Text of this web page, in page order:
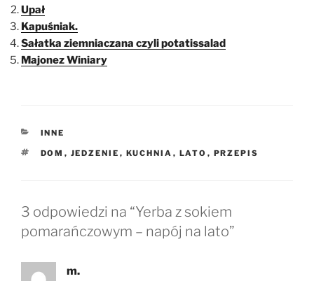
Upał
Kapuśniak.
Sałatka ziemniaczana czyli potatissalad
Majonez Winiary
KATEGORIE
INNE
TAGI
DOM , JEDZENIE , KUCHNIA , LATO , PRZEPIS
3 odpowiedzi na “Yerba z sokiem
pomarańczowym – napój na lato”
m.